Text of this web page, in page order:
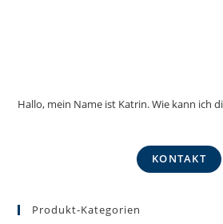
Hallo, mein Name ist Katrin. Wie kann ich
KONTAKT
Produkt-Kategorien